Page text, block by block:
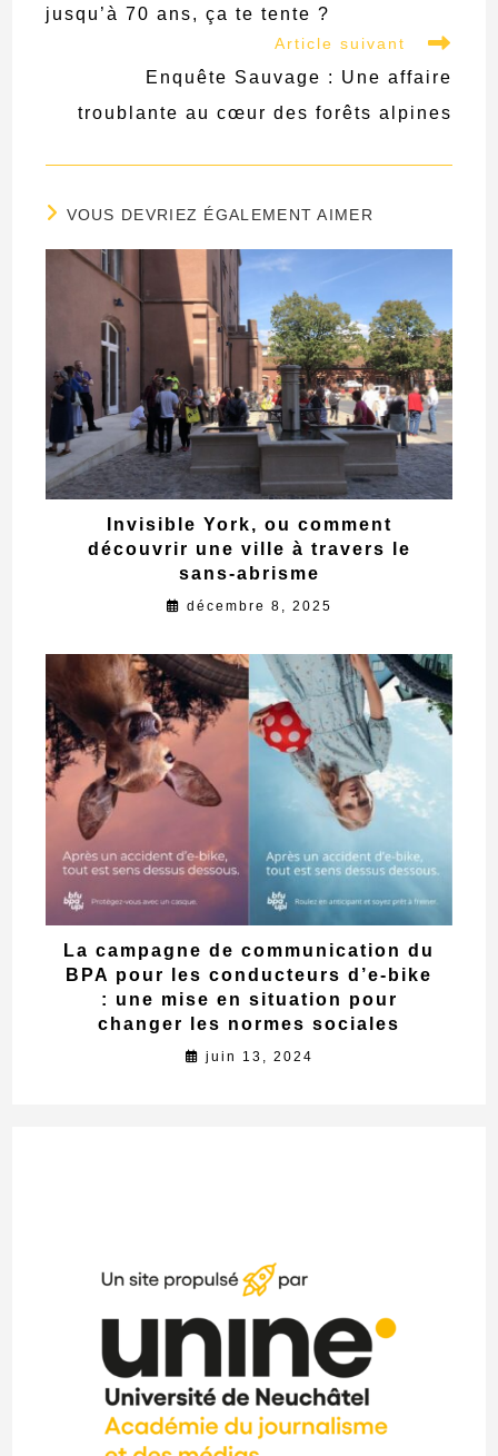
jusqu’à 70 ans, ça te tente ?
Article suivant
Enquête Sauvage : Une affaire
troublante au cœur des forêts alpines
VOUS DEVRIEZ ÉGALEMENT AIMER
Invisible York, ou comment
découvrir une ville à travers le
sans-abrisme
décembre 8, 2025
La campagne de communication du
BPA pour les conducteurs d’e-bike
: une mise en situation pour
changer les normes sociales
juin 13, 2024